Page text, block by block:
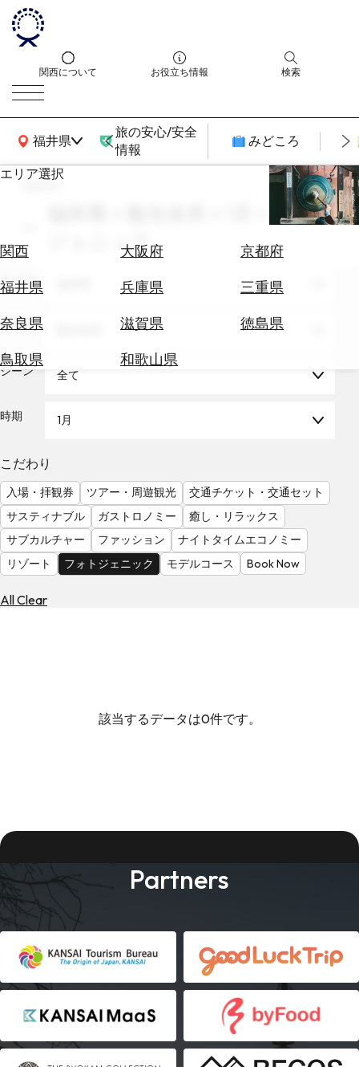
関西について お役立ち情報 検索
福井県
関西広域MAP
旅の安心/安全
情報
みどころ
エリア選択
関西 大阪府
京都府
福井県
兵庫県
三重県
奈良県
滋賀県
徳島県
鳥取県
和歌山県
エ
券
テ
を
る
気
を
見
る
search
福井県 × 観光名所 × 1月 × フォト
ジェニック
エリア
テーマ
シーン 全て
時期 1月
こだわり
入場・拝観券 ツアー・周遊観光
交通チケット・交通セット
サスティナブル
ガストロノミー
癒し・リラックス
サブカルチャー
ファッション
ナイトタイムエコノミー
リゾート
フォトジェニック モデルコース Book Now
All Clear
該当するデータは0件です。
Partners